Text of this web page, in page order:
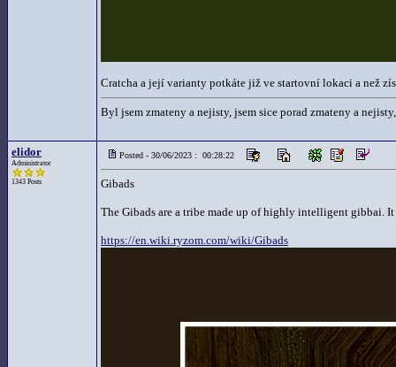
Cratcha a její varianty potkáte již ve startovní lokaci a než
Byl jsem zmateny a nejisty, jsem sice porad zmateny a
elidor
Administrator
1343 Posts
Posted - 30/06/2023 : 00:28:22
Gibads
The Gibads are a tribe made up of highly intelligent gibbai.
https://en.wiki.ryzom.com/wiki/Gibads